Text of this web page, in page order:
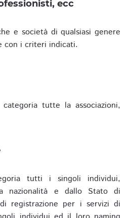
ecc
e società di qualsiasi genere
con i criteri indicati.
tutte la associazioni,
tutti i singoli individui,
nazionalità e dallo Stato di
registrazione per i servizi di